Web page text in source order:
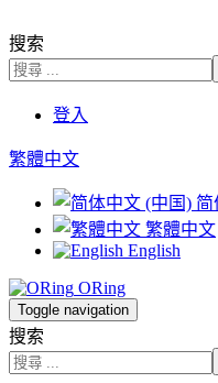
搜索
登入
繁體中文
简
繁體中文
English
ORing
Toggle navigation
搜索